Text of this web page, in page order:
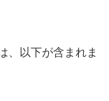
、以下が含まれま